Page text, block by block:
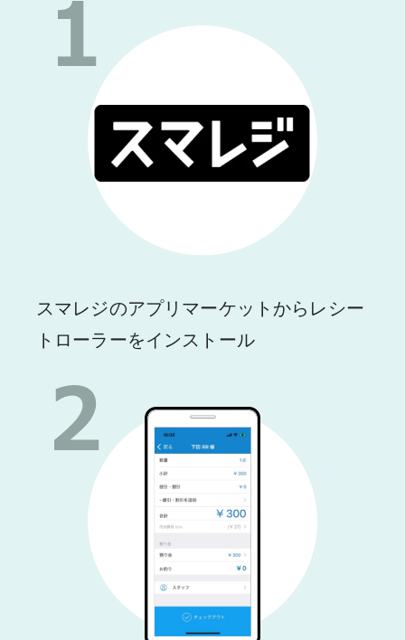
スマレジのアプリマーケットからレシー
トローラーをインストール